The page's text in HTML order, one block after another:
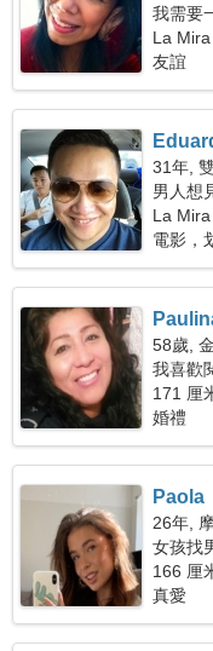
我需要
La Mira
友誼
31年,
男人想
La
電影，
58歲,
我喜歡
171 厘
婚禮
Paola
26年,
女孩找
166 厘
真愛